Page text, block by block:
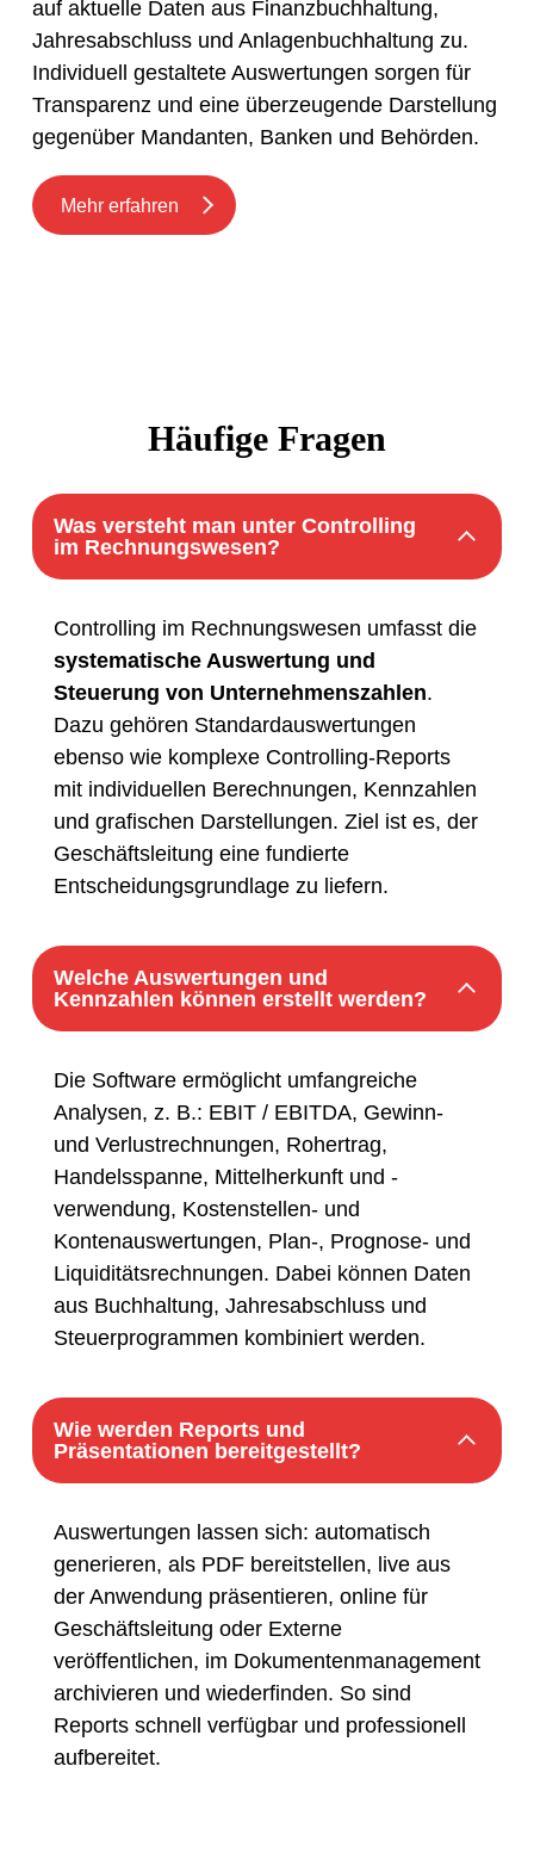
auf aktuelle Daten aus Finanzbuchhaltung,
Jahresabschluss und Anlagenbuchhaltung zu.
Individuell gestaltete Auswertungen sorgen für
Transparenz und eine überzeugende Darstellung
gegenüber Mandanten, Banken und Behörden.
Mehr erfahren
Häufige Fragen
Was versteht man unter Controlling
im Rechnungswesen?
Controlling im Rechnungswesen umfasst die
systematische Auswertung und
Steuerung von Unternehmenszahlen.
Dazu gehören Standardauswertungen
ebenso wie komplexe Controlling-Reports
mit individuellen Berechnungen, Kennzahlen
und grafischen Darstellungen. Ziel ist es, der
Geschäftsleitung eine fundierte
Entscheidungsgrundlage zu liefern.
Welche Auswertungen und
Kennzahlen können erstellt werden?
Die Software ermöglicht umfangreiche
Analysen, z. B.: EBIT / EBITDA, Gewinn-
und Verlustrechnungen, Rohertrag,
Handelsspanne, Mittelherkunft und -
verwendung, Kostenstellen- und
Kontenauswertungen, Plan-, Prognose- und
Liquiditätsrechnungen. Dabei können Daten
aus Buchhaltung, Jahresabschluss und
Steuerprogrammen kombiniert werden.
Wie werden Reports und
Präsentationen bereitgestellt?
Auswertungen lassen sich: automatisch
generieren, als PDF bereitstellen, live aus
der Anwendung präsentieren, online für
Geschäftsleitung oder Externe
veröffentlichen, im Dokumentenmanagement
archivieren und wiederfinden. So sind
Reports schnell verfügbar und professionell
aufbereitet.